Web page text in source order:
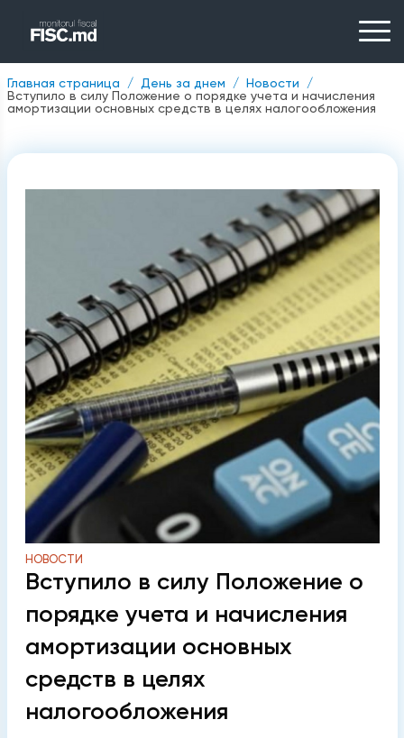
Главная страница День за днем
Новости
Вступило в силу Положение о порядке учета и начисления
амортизации основных средств в целях налогообложения
НОВОСТИ
Вступило в силу Положение о
порядке учета и начисления
амортизации основных
средств в целях
налогообложения